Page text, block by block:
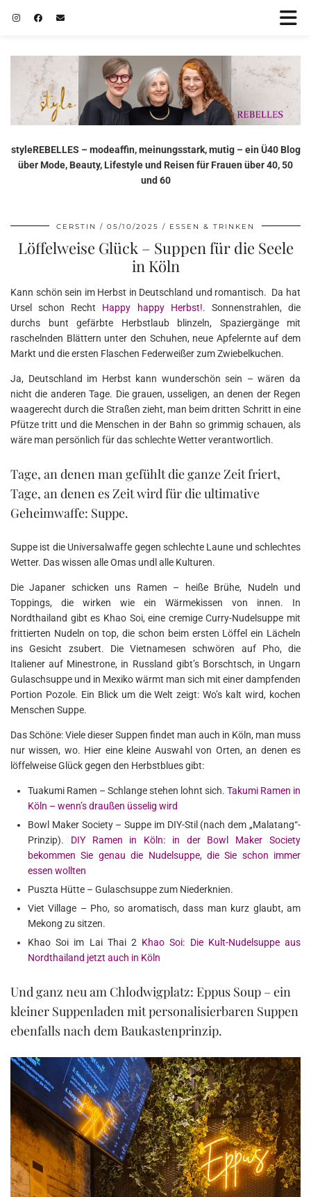
styleREBELLES – modeaffin, meinungsstark, mutig – ein Ü40 Blog
über Mode, Beauty, Lifestyle und Reisen für Frauen über 40, 50
und 60
CERSTIN 05/10/2025 ESSEN & TRINKEN
Löffelweise Glück – Suppen für die Seele
in Köln
Kann schön sein im Herbst in Deutschland und romantisch. Da hat
Ursel schon Recht Happy happy Herbst!. Sonnenstrahlen, die
durchs bunt gefärbte Herbstlaub blinzeln, Spaziergänge mit
raschelnden Blättern unter den Schuhen, neue Apfelernte auf dem
Markt und die ersten Flaschen Federweißer zum Zwiebelkuchen.
Ja, Deutschland im Herbst kann wunderschön sein – wären da
nicht die anderen Tage. Die grauen, usseligen, an denen der Regen
waagerecht durch die Straßen zieht, man beim dritten Schritt in eine
Pfütze tritt und die Menschen in der Bahn so grimmig schauen, als
wäre man persönlich für das schlechte Wetter verantwortlich.
Tage, an denen man gefühlt die ganze Zeit friert,
Tage, an denen es Zeit wird für die ultimative
Geheimwaffe: Suppe.
Suppe ist die Universalwaffe gegen schlechte Laune und schlechtes
Wetter. Das wissen alle Omas undl alle Kulturen.
Die Japaner schicken uns Ramen – heiße Brühe, Nudeln und
Toppings, die wirken wie ein Wärmekissen von innen. In
Nordthailand gibt es Khao Soi, eine cremige Curry-Nudelsuppe mit
frittierten Nudeln on top, die schon beim ersten Löffel ein Lächeln
ins Gesicht zsubert. Die Vietnamesen schwören auf Pho, die
Italiener auf Minestrone, in Russland gibt’s Borschtsch, in Ungarn
Gulaschsuppe und in Mexiko wärmt man sich mit einer dampfenden
Portion Pozole. Ein Blick um die Welt zeigt: Wo’s kalt wird, kochen
Menschen Suppe.
Das Schöne: Viele dieser Suppen findet man auch in Köln, man muss
nur wissen, wo. Hier eine kleine Auswahl von Orten, an denen es
löffelweise Glück gegen den Herbstblues gibt:
Tuakumi Ramen – Schlange stehen lohnt sich. Takumi Ramen in
Köln – wenn’s draußen üsselig wird
Bowl Maker Society – Suppe im DIY-Stil (nach dem „Malatang“-
Prinzip). DIY Ramen in Köln: in der Bowl Maker Society
bekommen Sie genau die Nudelsuppe, die Sie schon immer
essen wollten
Puszta Hütte – Gulaschsuppe zum Niederknien.
Viet Village – Pho, so aromatisch, dass man kurz glaubt, am
Mekong zu sitzen.
Khao Soi im Lai Thai 2 Khao Soi: Die Kult-Nudelsuppe aus
Nordthailand jetzt auch in Köln
Und ganz neu am Chlodwigplatz: Eppus Soup – ein
kleiner Suppenladen mit personalisierbaren Suppen
ebenfalls nach dem Baukastenprinzip.